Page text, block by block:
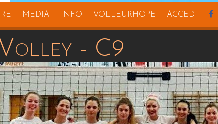
MEDIA INFO VOLLEURHOPE ACCEDI
- C9